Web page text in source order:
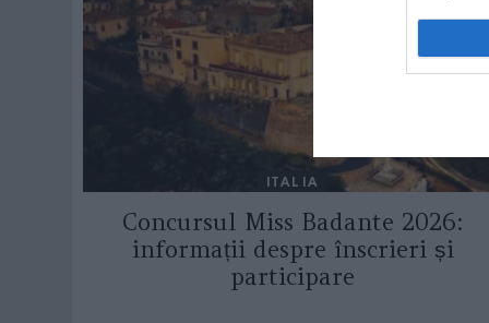
ITALIA
Concursul Miss Badante 2026:
informații despre înscrieri și
participare